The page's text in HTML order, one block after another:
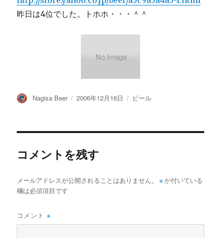
昨日は4位でした。トホホ・・・＾＾
投
Nagisa Beer
投
2006年12月16日
カ
ビール
コメントを残す
メールアドレスが公開されることはありません。 ※ が付いている
欄は必須項目です
コメント※